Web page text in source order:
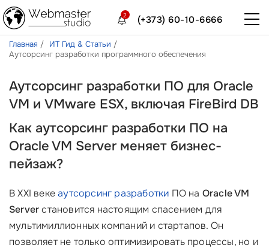
(+373) 60-10-6666
2
Главная
ИТ Гид & Статьи
Аутсорсинг разработки программного обеспечения
Аутсорсинг разработки ПО для Oracle
VM и VMware ESX, включая FireBird DB
Как аутсорсинг разработки ПО на
Oracle VM Server меняет бизнес-
пейзаж?
В XXI векеаутсорсинг разработки ПО на Oracle VM
Serverстановится настоящим спасением для
мультимиллионных компаний и стартапов. Он
позволяет не только оптимизировать процессы, но и